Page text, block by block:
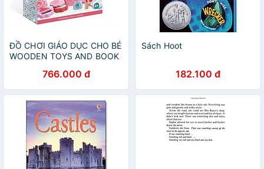
ĐỒ CHƠI GIÁO DỤC CHO BÉ
WOODEN TOYS AND BOOK
766.000 đ
Sách Hoot
182.100 đ